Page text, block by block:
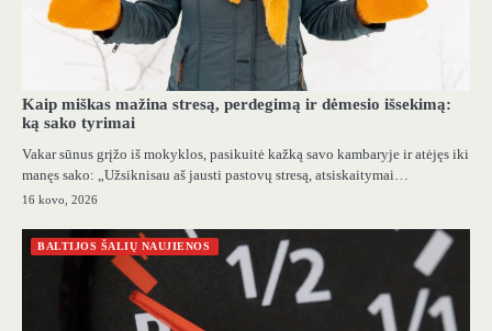
Kaip miškas mažina stresą, perdegimą ir dėmesio išsekimą:
ką sako tyrimai
Vakar sūnus grįžo iš mokyklos, pasikuitė kažką savo kambaryje ir atėjęs iki
manęs sako: „Užsiknisau aš jausti pastovų stresą, atsiskaitymai…
16 kovo, 2026
BALTIJOS ŠALIŲ NAUJIENOS